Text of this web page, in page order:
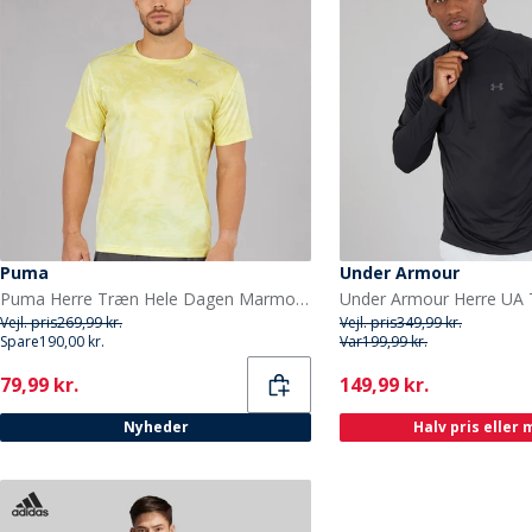
Puma
Puma Herre Træn Hele Dagen Marmor Print Trænings Top Gold Moon
Vejl. pris269,99 kr.
Spare190,00 kr.
Current
79,99 kr.
Nyheder
Under Armour
Vejl. pris349,99 kr.
Var199,99 kr.
Current
149,99 kr.
Halv pris eller